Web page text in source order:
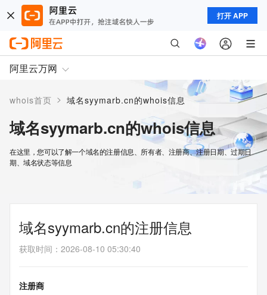
打开 APP
阿里云万网
whois首页 > 域名syymarb.cn的whois信息
域名syymarb.cn的whois信息
在这里，您可以了解一个域名的注册信息、所有者、注册商、注册日期、过期日
期、域名状态等信息
域名syymarb.cn的注册信息
获取时间 ： 2026-08-10 05:30:40
注册商